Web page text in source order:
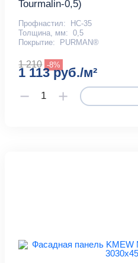
Tourmalin-0,5)
Профнастил:
НС-35
Толщина, мм: 0,5
Покрытие:
PURMAN®
1 210 -8%
1 113 руб./м²